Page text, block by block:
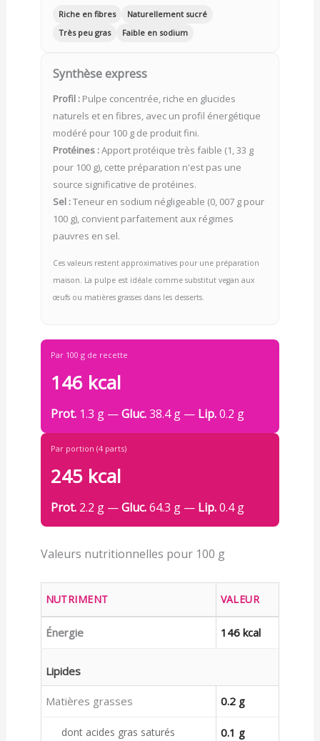
Riche en fibres
Naturellement sucré
Très peu gras
Faible en sodium
Synthèse express
Profil :Pulpe concentrée, riche en glucides
naturels et en fibres, avec un profil énergétique
modéré pour 100 g de produit fini.
Protéines :Apport protéique très faible (1, 33 g
pour 100 g), cette préparation n'est pas une
source significative de protéines.
Sel :Teneur en sodium négligeable (0, 007 g pour
100 g), convient parfaitement aux régimes
pauvres en sel.
Ces valeurs restent approximatives pour une préparation
maison. La pulpe est idéale comme substitut vegan aux
œufs ou matières grasses dans les desserts.
Par 100 g de recette
146 kcal
Prot.1.3 g —Gluc.38.4 g — Lip.0.2 g
Par portion (4 parts)
245 kcal
Prot.2.2 g —Gluc.64.3 g — Lip.0.4 g
Valeurs nutritionnelles pour 100 g
NUTRIMENT VALEUR
Énergie 146 kcal
Lipides
Matières grasses 0.2 g
dont acides gras saturés 0.1 g